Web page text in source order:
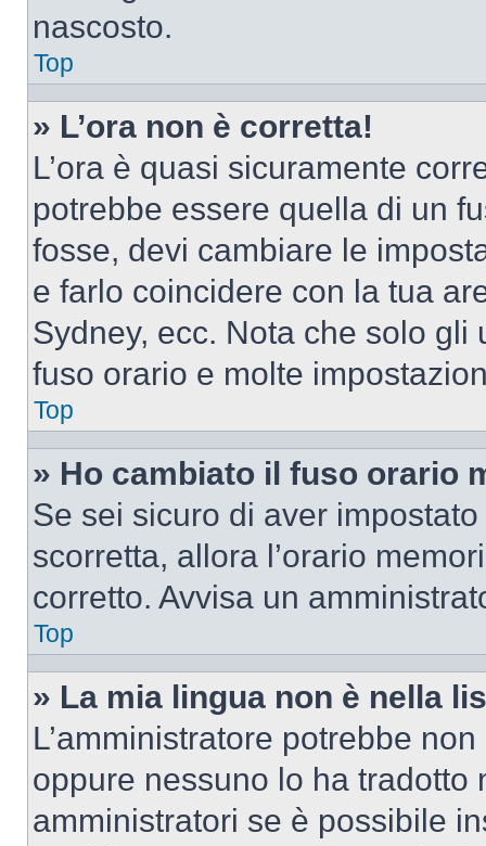
nascosto.
Top
» L’ora non è corretta!
L’ora è quasi sicuramente
potrebbe essere quella di un
fosse, devi cambiare le
e farlo coincidere con la tua
Sydney, ecc. Nota che solo
fuso orario e molte
Top
» Ho cambiato il fuso orario
Se sei sicuro di aver
scorretta, allora l’orario
corretto. Avvisa un
Top
» La mia lingua non è nella
L’amministratore potrebbe
oppure nessuno lo ha
amministratori se è possibile